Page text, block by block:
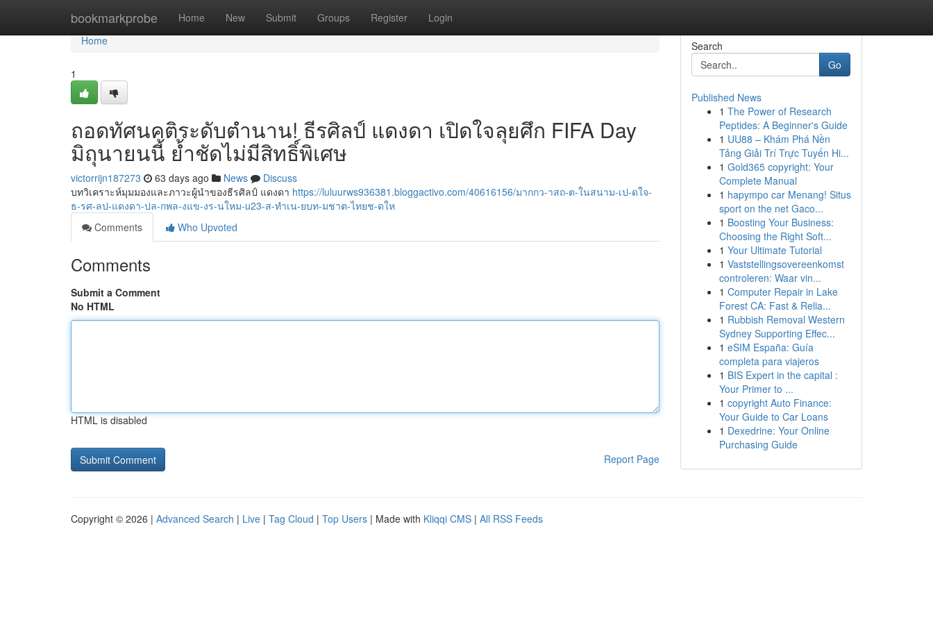
bookmarkprobe Home New Submit Groups Register Login
Home
Home
1
ถอดทัศนคติระดับตำนาน! ธีรศิลป์ แดงดา เปิดใจลุยศึก FIFA Day
มิถุนายนนี้ ย้ำชัดไม่มีสิทธิ์พิเศษ
victorrijn187273 63 days ago News
Discuss
บทวิเคราะห์มุมมองและภาวะผู้นำของธีรศิลป์ แดงดา https://luluurws936381.bloggactivo.com/40616156/มากกว-าสถ-ต-ในสนาม-เป-ดใจ-
ธ-รศ-ลป-แดงดา-ปล-กพล-งแข-งร-นใหม-u23-ส-ทำเน-ยบท-มชาต-ไทยช-ดให
Comments
Who Upvoted
Comments
Submit a Comment
No HTML
HTML is disabled
Report Page
Search
Go
Published News
1 The Power of Research
Peptides: A Beginner's Guide
1 UU88 – Khám Phá Nền
Tảng Giải Trí Trực Tuyến Hi...
1 Gold365 copyright: Your
Complete Manual
1 hapympo car Menang! Situs
sport on the net Gaco...
1 Boosting Your Business:
Choosing the Right Soft...
1 Your Ultimate Tutorial
1 Vaststellingsovereenkomst
controleren: Waar vin...
1 Computer Repair in Lake
Forest CA: Fast & Relia...
1 Rubbish Removal Western
Sydney Supporting Effec...
1 eSIM España: Guía
completa para viajeros
1 BIS Expert in the capital :
Your Primer to ...
1 copyright Auto Finance:
Your Guide to Car Loans
1 Dexedrine: Your Online
Purchasing Guide
Copyright © 2026 | Advanced Search | Live | Tag Cloud | Top Users | Made with Kliqqi CMS | All RSS Feeds